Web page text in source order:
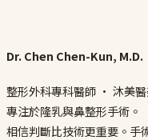
Dr. Chen Chen-Kun, M.D.
整形外科專科醫師 · 沐美
專注於隆乳與鼻整形手術。
相信判斷比技術更重要。手